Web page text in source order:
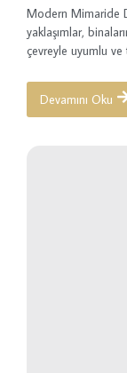
Modern Mimaride
yaklaşımlar,
çevreyle uyumlu ve
Devamını Oku